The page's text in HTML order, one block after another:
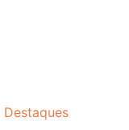
Destaques